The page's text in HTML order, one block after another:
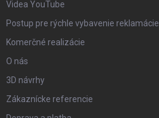
Videa YouTube
Postup pre rýchle vybavenie reklamácie
Komerčné realizácie
O nás
3D návrhy
Zákaznícke referencie